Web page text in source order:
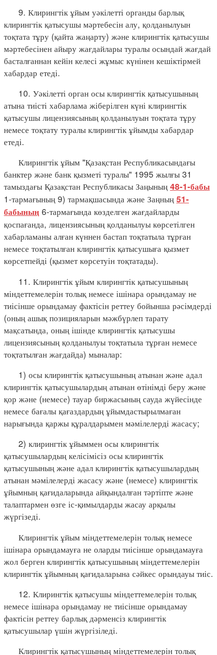
9. Клирингтік ұйым уәкілетті органды барлық
клирингтік қатысушы мәртебесін алу, қолданылуын
тоқтата тұру (қайта жаңарту) және клирингтік қатысушы
мәртебесінен айыру жағдайлары туралы осындай жағдай
басталғаннан кейін келесі жұмыс күнінен кешіктірмей
хабардар етеді.
10. Уәкілетті орган осы клирингтік қатысушының
атына тиісті хабарлама жіберілген күні клирингтік
қатысушы лицензиясының қолданылуын тоқтата тұру
немесе тоқтату туралы клирингтік ұйымды хабардар
етеді.
Клирингтік ұйым "Қазақстан Республикасындағы
банктер және банк қызметі туралы" 1995 жылғы 31
тамыздағы Қазақстан Республикасы Заңының 48-1-бабы
1-тармағының 9) тармақшасында және Заңның 51-
бабының 6-тармағында көзделген жағдайларды
қоспағанда, лицензиясының қолданылуы көрсетілген
хабарламаны алған күннен бастап тоқтатыла тұрған
немесе тоқтатылған клирингтік қатысушыға қызмет
көрсетпейді (қызмет көрсетуін тоқтатады).
11. Клирингтік ұйым клирингтік қатысушының
міндеттемелерін толық немесе ішінара орындамау не
тиісінше орындамау фактісін реттеу бойынша рәсімдерді
(оның ашық позицияларын мәжбүрлеп тарату
мақсатында, оның ішінде клирингтік қатысушы
лицензиясының қолданылуы тоқтатыла тұрған немесе
тоқтатылған жағдайда) мыналар:
1) осы клирингтік қатысушының атынан және адал
клирингтік қатысушылардың атынан өтінімді беру және
қор және (немесе) тауар биржасының сауда жүйесінде
немесе бағалы қағаздардың ұйымдастырылмаған
нарығында қаржы құралдарымен мәмілелерді жасасу;
2) клирингтік ұйыммен осы клирингтік
қатысушылардың келісімісіз осы клирингтік
қатысушының және адал клирингтік қатысушылардың
атынан мәмілелерді жасасу және (немесе) клирингтік
ұйымның қағидаларында айқындалған тәртіпте және
талаптармен өзге іс-қимылдарды жасау арқылы
жүргізеді.
Клирингтік ұйым міндеттемелерін толық немесе
ішінара орындамауға не оларды тиісінше орындамауға
жол берген клирингтік қатысушының міндеттемелерін
клирингтік ұйымның қағидаларына сәйкес орындауы тиіс.
12. Клирингтік қатысушы міндеттемелерін толық
немесе ішінара орындамау не тиісінше орындамау
фактісін реттеу барлық дәрменсіз клирингтік
қатысушылар үшін жүргізіледі.
Клирингтік қатысушының міндеттемелерін толық